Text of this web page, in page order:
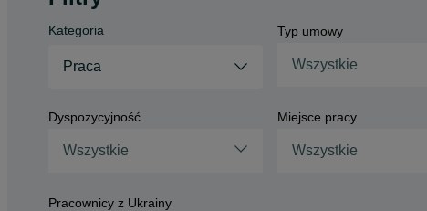
Kategoria
Praca
Typ umowy
Wszystkie
Dyspozycyjność
Wszystkie
Miejsce pracy
Wszystkie
Pracownicy z Ukrainy